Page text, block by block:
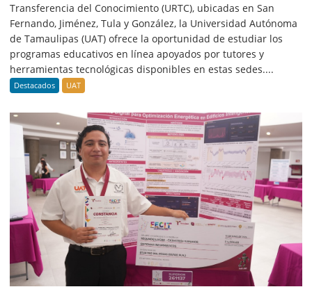
Transferencia del Conocimiento (URTC), ubicadas en San
Fernando, Jiménez, Tula y González, la Universidad Autónoma
de Tamaulipas (UAT) ofrece la oportunidad de estudiar los
programas educativos en línea apoyados por tutores y
herramientas tecnológicas disponibles en estas sedes....
Destacados UAT